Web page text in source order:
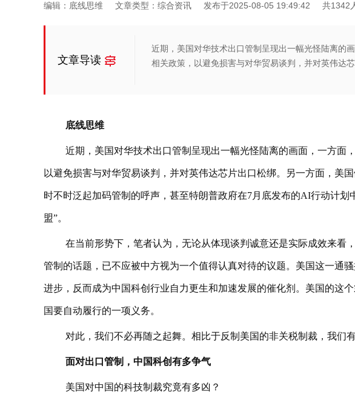
编辑：底线思维 文章类型：综合资讯 发布于2025-08-05 19:49:42 共1342
文章导读
近期，美国对华技术出口管制呈现出一幅光怪陆离的
相关政策，以避免损害与对华贸易谈判，并对英伟达
底线思维
近期，美国对华技术出口管制呈现出一幅光怪陆离的画面，一方面
以避免损害与对华贸易谈判，并对英伟达芯片出口松绑。另一方面，美
时不时泛起加码管制的呼声，甚至特朗普政府在7月底发布的AI行动计划
盟”。
在当前形势下，笔者认为，无论从体现谈判诚意还是实际成效来看
管制的话题，已不应被中方视为一个值得认真对待的议题。美国这一通
进步，反而成为中国科创行业自力更生和加速发展的催化剂。美国的这
国要自动履行的一项义务。
对此，我们不必再随之起舞。相比于反制美国的非关税制裁，我们
面对出口管制，中国科创有多争气
美国对中国的科技制裁究竟有多凶？